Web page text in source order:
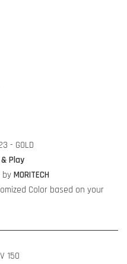
- GOLD
Play
by MORITECH
Color based on your
150